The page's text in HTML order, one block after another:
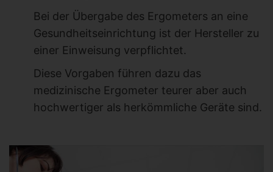
Bei der Übergabe des Ergometers an eine
Gesundheitseinrichtung ist der Hersteller zu
einer Einweisung verpflichtet.
Diese Vorgaben führen dazu das
medizinische Ergometer teurer aber auch
hochwertiger als herkömmliche Geräte sind.